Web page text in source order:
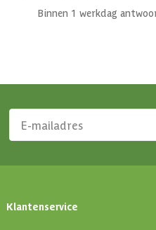
Binnen 1 werkdag
Klantenservice